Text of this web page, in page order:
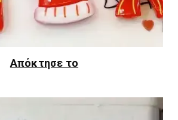
Απόκτησε το